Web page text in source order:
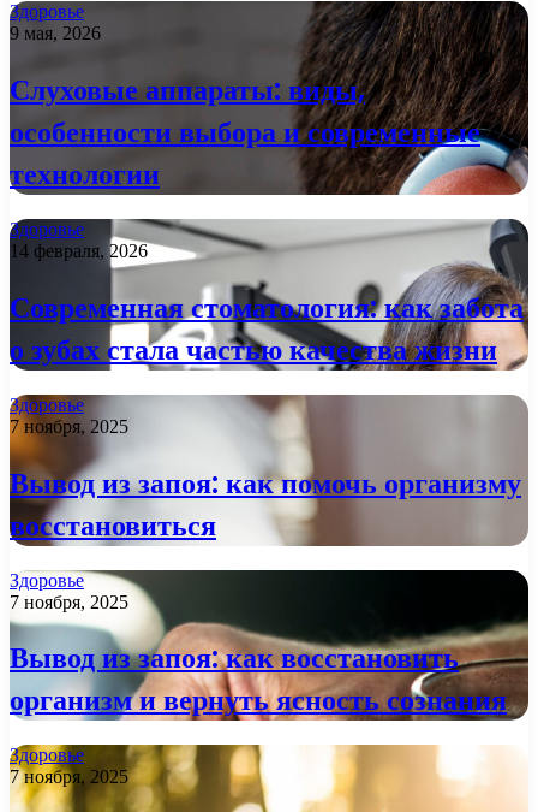
Здоровье
9 мая, 2026
Слуховые аппараты: виды,
особенности выбора и современные
технологии
Здоровье
14 февраля, 2026
Современная стоматология: как забота
о зубах стала частью качества жизни
Здоровье
7 ноября, 2025
Вывод из запоя: как помочь организму
восстановиться
Здоровье
7 ноября, 2025
Вывод из запоя: как восстановить
организм и вернуть ясность сознания
Здоровье
7 ноября, 2025